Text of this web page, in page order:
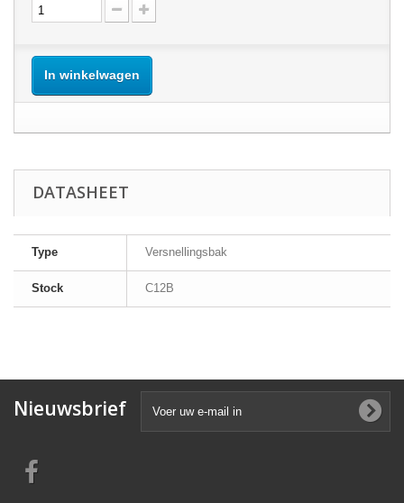
In winkelwagen
DATASHEET
Type Versnellingsbak
Stock C12B
Nieuwsbrief